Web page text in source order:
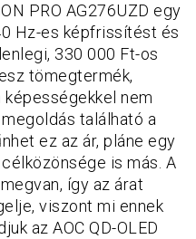
PRO AG276UZD egy
Hz-es képfrissítést és
330 000 Ft-os
tömegtermék,
nem
található a
ez az ár, pláne egy
is más. A
így az árat
viszont mi ennek
az AOC QD-OLED